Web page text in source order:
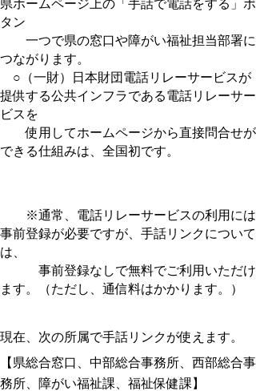
県ホームページ上の「手話で電話をする」ボ
タン
一つで県の窓口や障がい福祉担当部署に
つながります。
○（一財）日本財団電話リレーサービスが
提供する公共インフラである電話リレーサー
ビスを
使用してホームページから直接問合せが
できる仕組みは、全国初です。
※通常、電話リレーサービスの利用には
事前登録が必要ですが、手話リンクについて
は、
事前登録なしで無料でご利用いただけ
ます。（ただし、通信料はかかります。）
現在、次の所属で手話リンクが使えます。
【県総合窓口、中部総合事務所、西部総合事
務所、障がい福祉課、福祉保健課】